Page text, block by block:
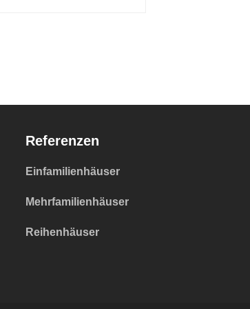
Referenzen
Einfamilienhäuser
Mehrfamilienhäuser
Reihenhäuser